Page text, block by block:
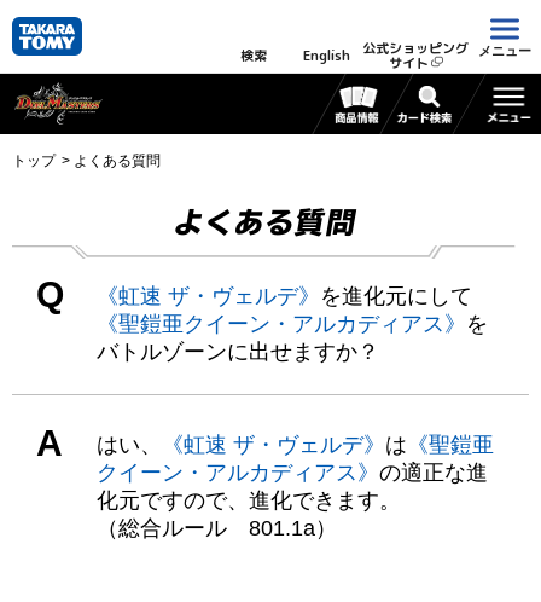
検索 English 公式ショッピング
サイト
メニュー
トップ よくある質問
よくある質問
Q 《虹速 ザ・ヴェルデ》 を進化元にして
《聖鎧亜クイーン・アルカディアス》 を
バトルゾーンに出せますか？
A はい、 《虹速 ザ・ヴェルデ》 は 《聖鎧亜
クイーン・アルカディアス》 の適正な進
化元ですので、進化できます。
（総合ルール 801.1a）